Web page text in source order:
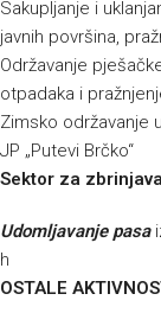
Sakupljanje i
javnih površina,
Održavanje
otpadaka i
Zimsko održavanje
JP „Putevi Brčko“
Sektor za
Udomljavanje pasa
h
OSTALE